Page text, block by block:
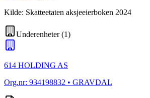
Kilde: Skatteetaten aksjeeierboken 2024
Underenheter(1)
614 HOLDING AS
Org.nr: 934198832 • GRAVDAL